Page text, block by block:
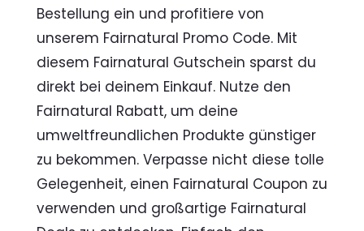
Bestellung ein und profitiere von
unserem Fairnatural Promo Code. Mit
diesem Fairnatural Gutschein sparst du
direkt bei deinem Einkauf. Nutze den
Fairnatural Rabatt, um deine
umweltfreundlichen Produkte günstiger
zu bekommen. Verpasse nicht diese tolle
Gelegenheit, einen Fairnatural Coupon zu
verwenden und großartige Fairnatural